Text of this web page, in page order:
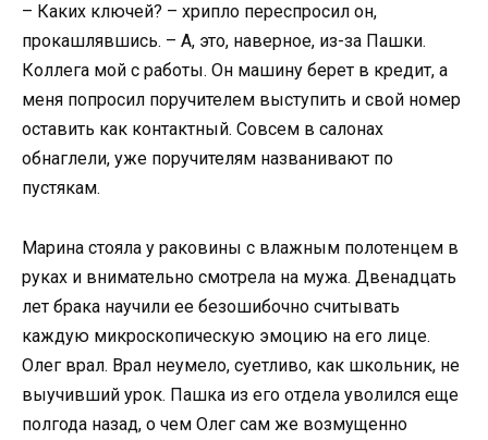
– Каких ключей? – хрипло переспросил он,
прокашлявшись. – А, это, наверное, из-за Пашки.
Коллега мой с работы. Он машину берет в кредит, а
меня попросил поручителем выступить и свой номер
оставить как контактный. Совсем в салонах
обнаглели, уже поручителям названивают по
пустякам.
Марина стояла у раковины с влажным полотенцем в
руках и внимательно смотрела на мужа. Двенадцать
лет брака научили ее безошибочно считывать
каждую микроскопическую эмоцию на его лице.
Олег врал. Врал неумело, суетливо, как школьник, не
выучивший урок. Пашка из его отдела уволился еще
полгода назад, о чем Олег сам же возмущенно